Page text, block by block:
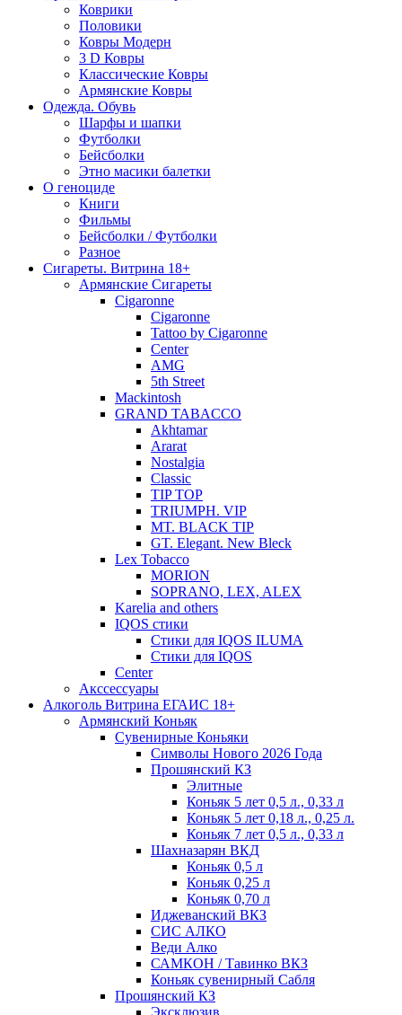
Коврики
Половики
Ковры Модерн
3 D Ковры
Классические Ковры
Армянские Ковры
Одежда. Обувь
Шарфы и шапки
Футболки
Бейсболки
Этно масики балетки
О геноциде
Книги
Фильмы
Бейсболки / Футболки
Разное
Сигареты. Витрина 18+
Армянские Сигареты
Cigaronne
Cigaronne
Tattoo by Cigaronne
Center
AMG
5th Street
Mackintosh
GRAND TABACCO
Akhtamar
Ararat
Nostalgia
Classic
TIP TOP
TRIUMPH. VIP
MT. BLACK TIP
GT. Elegant. New Bleck
Lex Tobacco
MORION
SOPRANO, LEX, ALEX
Karelia and others
IQOS стики
Стики для IQOS ILUMA
Стики для IQOS
Сenter
Акссессуары
Алкоголь Витрина ЕГАИС 18+
Армянский Коньяк
Сувенирные Коньяки
Символы Нового 2026 Года
Прошянский КЗ
Элитные
Коньяк 5 лет 0,5 л., 0,33 л
Коньяк 5 лет 0,18 л., 0,25 л.
Коньяк 7 лет 0,5 л., 0,33 л
Шахназарян ВКД
Коньяк 0,5 л
Коньяк 0,25 л
Коньяк 0,70 л
Иджеванский ВКЗ
СИС АЛКО
Веди Алко
САМКОН / Тавинко ВКЗ
Коньяк сувенирный Сабля
Прошянский КЗ
Эксклюзив